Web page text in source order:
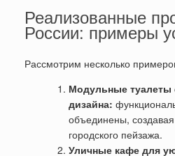
Реализованные
России: примеры
Рассмотрим несколько
Модульные туалеты
дизайна:
объединены,
городского пейзажа.
Уличные кафе для